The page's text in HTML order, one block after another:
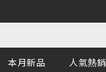
本月新品 人氣熱銷